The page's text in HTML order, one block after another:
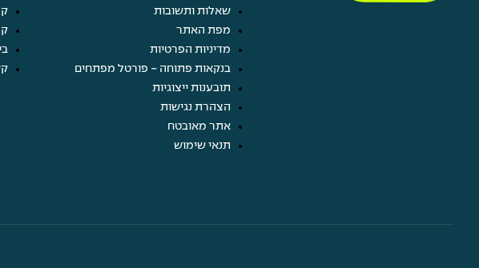
שאלות ותשובות
מפת האתר
מדיניות הפרטיות
בנקאות פתוחה - פורטל מפתחים
תובענות ייצוגיות
הצהרת נגישות
אתר מאובטח
תנאי שימוש